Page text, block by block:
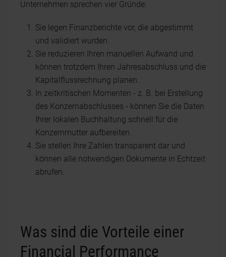
Unternehmen sprechen vier Gründe:
Sie legen Finanzberichte vor, die abgestimmt
und validiert wurden.
Sie reduzieren Ihren manuellen Aufwand und
können trotzdem Ihren Jahresabschluss und die
Kapitalflussrechnung planen.
In zeitkritischen Momenten - z. B. bei Erstellung
des Konzernabschlusses - können Sie die Daten
Ihrer lokalen Buchhaltung schnell für die
Konzernmutter aufbereiten.
Sie stellen Ihre Zahlen transparent dar und
können alle notwendigen Dokumente in Echtzeit
abrufen.
Was sind die Vorteile einer
Financial Performance